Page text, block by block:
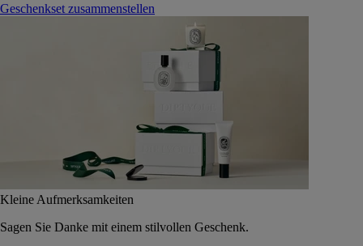
Geschenkset zusammenstellen
Kleine Aufmerksamkeiten
Sagen Sie Danke mit einem stilvollen Geschenk.